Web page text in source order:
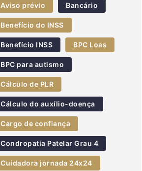
Aviso prévio Bancário
Benefício do INSS
Benefício INSS BPC Loas
BPC para autismo
Cálculo de PLR
Cálculo do auxílio-doença
Cargo de confiança
Condropatia Patelar Grau 4
Cuidadora jornada 24x24